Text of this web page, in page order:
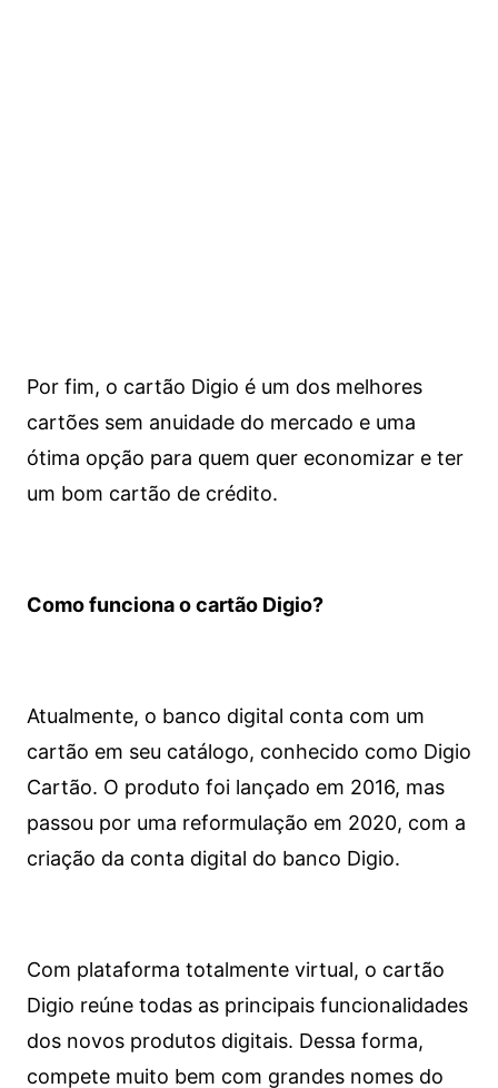
Por fim, o cartão Digio é um dos melhores
cartões sem anuidade do mercado e uma
ótima opção para quem quer economizar e ter
um bom cartão de crédito.
Como funciona o cartão Digio?
Atualmente, o banco digital conta com um
cartão em seu catálogo, conhecido como Digio
Cartão. O produto foi lançado em 2016, mas
passou por uma reformulação em 2020, com a
criação da conta digital do banco Digio.
Com plataforma totalmente virtual, o cartão
Digio reúne todas as principais funcionalidades
dos novos produtos digitais. Dessa forma,
compete muito bem com grandes nomes do